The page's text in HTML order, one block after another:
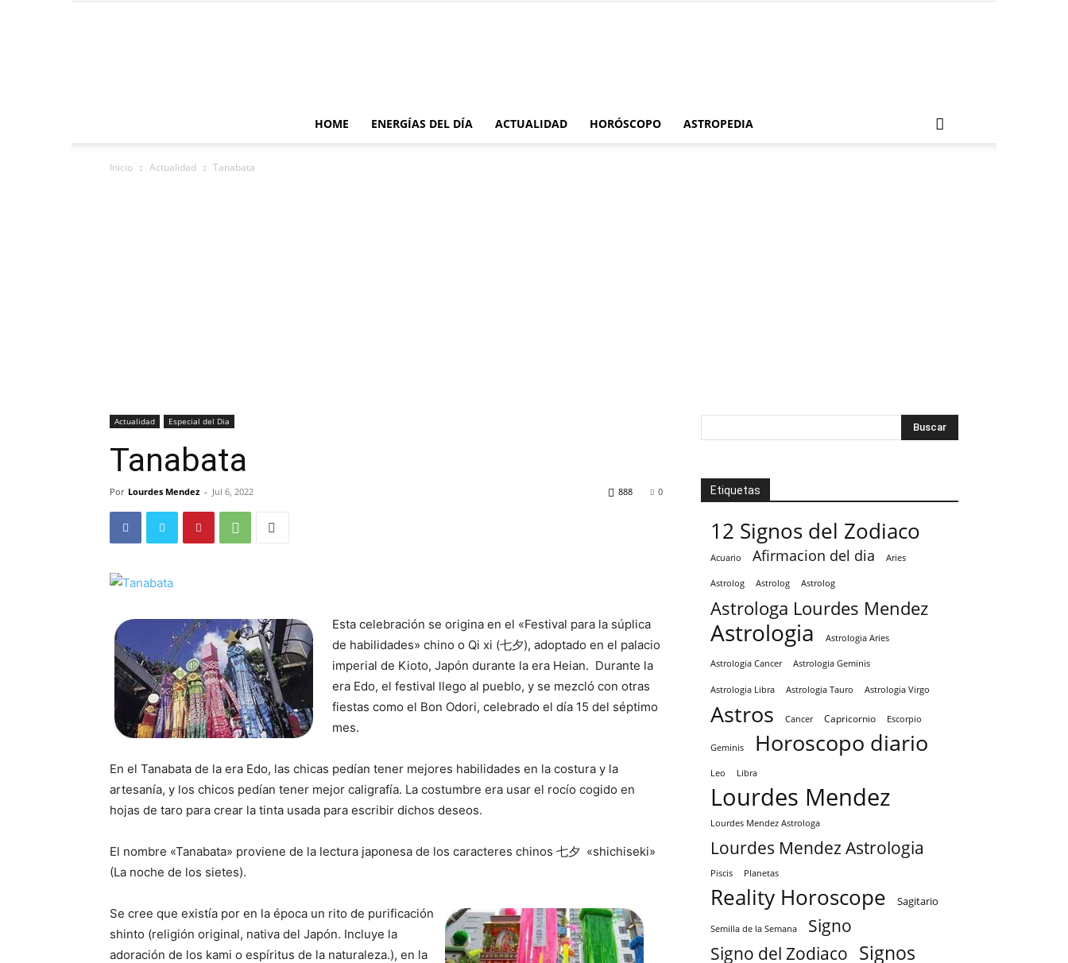
HOME ENERGÍAS DEL DÍA ACTUALIDAD HORÓSCOPO ASTROPEDIA
Inicio Actualidad Tanabata
Actualidad Especial del Dia
Tanabata
Por Lourdes Mendez - Jul 6, 2022 0
888
Esta celebración se origina en el «Festival para la súplica
de habilidades» chino o Qi xi (七夕), adoptado en el palacio
imperial de Kioto, Japón durante la era Heian. Durante la
era Edo, el festival llego al pueblo, y se mezcló con otras
fiestas como el Bon Odori, celebrado el día 15 del séptimo
mes.
En el Tanabata de la era Edo, las chicas pedían tener mejores habilidades en la costura y la
artesanía, y los chicos pedían tener mejor caligrafía. La costumbre era usar el rocío cogido en
hojas de taro para crear la tinta usada para escribir dichos deseos.
El nombre «Tanabata» proviene de la lectura japonesa de los caracteres chinos 七夕 «shichiseki»
(La noche de los sietes).
Se cree que existía por en la época un rito de purificación
shinto (religión original, nativa del Japón. Incluye la
adoración de los kami o espíritus de la naturaleza.), en la
Etiquetas
12 Signos del Zodiaco
Acuario Afirmacion del dia Aries
Astrolog Astrolog Astrolog
Astrologa Lourdes Mendez
Astrologia Astrologia Aries
Astrologia Cancer Astrologia Geminis
Astrologia Libra Astrologia Tauro Astrologia Virgo
Astros Cancer Capricornio Escorpio
Geminis Horoscopo diario
Leo Libra
Lourdes Mendez
Lourdes Mendez Astrologa
Lourdes Mendez Astrologia
Piscis Planetas
Reality Horoscope Sagitario
Semilla de la Semana
Signo
Signo del Zodiaco Signos